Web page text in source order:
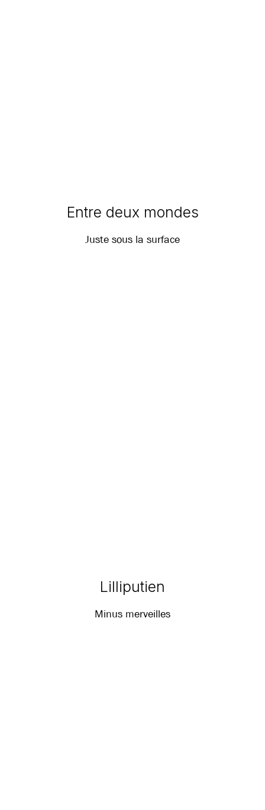
Entre deux mondes
Juste sous la surface
Lilliputien
Minus merveilles